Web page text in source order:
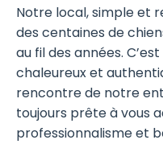
Notre local, simple et
des centaines de
au fil des années.
chaleureux et
rencontre de notre
toujours prête à vous
professionnalisme et